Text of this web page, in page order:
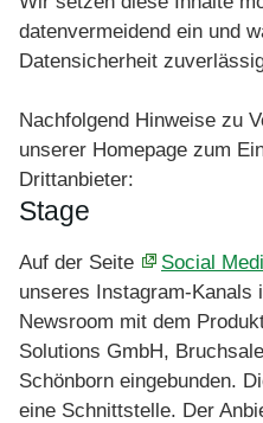
datenvermeidend ein und
Datensicherheit
Nachfolgend Hinweise zu
unserer Homepage zum
Drittanbieter:
Stage
Auf der Seite Social
unseres Instagram-Kanals
Newsroom mit dem
Solutions GmbH,
Schönborn eingebunden.
eine Schnittstelle. Der